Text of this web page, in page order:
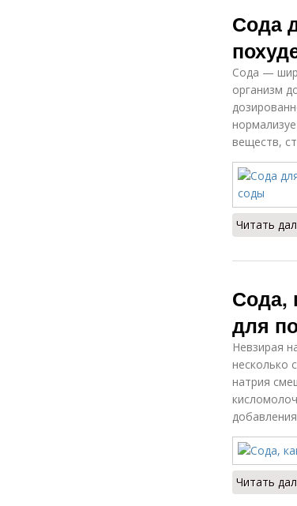
Сода
Сода —
организм
веществ,
Читать
Сода,
для
Невзирая
несколько
натрия
Читать